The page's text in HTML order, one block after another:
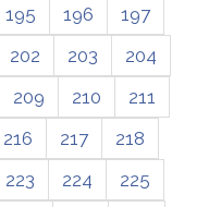
195 196
197
202 203
204
209 210
211
216 217
218
223 224
225